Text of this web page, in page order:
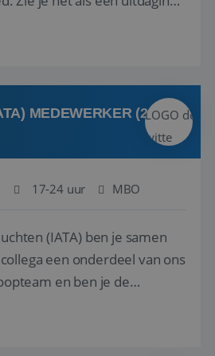
boeken van de perfecte
nu samen gevoegd...
MEDEWERKER (24-32
17-24 uur MBO
(IATA) ben je samen
een onderdeel van ons
en ben je de
niet uitkomen.